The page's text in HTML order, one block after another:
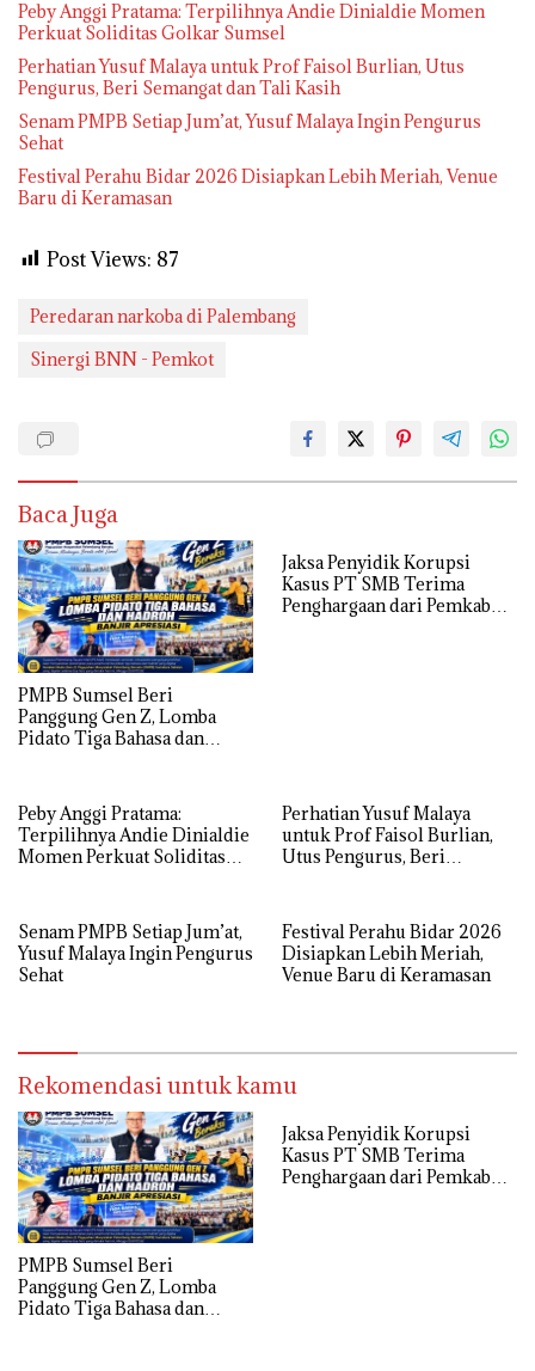
Peby Anggi Pratama: Terpilihnya Andie Dinialdie Momen
Perkuat Soliditas Golkar Sumsel
Perhatian Yusuf Malaya untuk Prof Faisol Burlian, Utus
Pengurus, Beri Semangat dan Tali Kasih
Senam PMPB Setiap Jum’at, Yusuf Malaya Ingin Pengurus
Sehat
Festival Perahu Bidar 2026 Disiapkan Lebih Meriah, Venue
Baru di Keramasan
Post Views: 87
Peredaran narkoba di Palembang
Sinergi BNN - Pemkot
Baca Juga
PMPB Sumsel Beri
Panggung Gen Z, Lomba
Pidato Tiga Bahasa dan
Jaksa Penyidik Korupsi
Kasus PT SMB Terima
Penghargaan dari Pemkab
Peby Anggi Pratama:
Terpilihnya Andie Dinialdie
Momen Perkuat Soliditas
Perhatian Yusuf Malaya
untuk Prof Faisol Burlian,
Utus Pengurus, Beri
Senam PMPB Setiap Jum’at,
Yusuf Malaya Ingin Pengurus
Sehat
Festival Perahu Bidar 2026
Disiapkan Lebih Meriah,
Venue Baru di Keramasan
Rekomendasi untuk kamu
PMPB Sumsel Beri
Panggung Gen Z, Lomba
Pidato Tiga Bahasa dan
Jaksa Penyidik Korupsi
Kasus PT SMB Terima
Penghargaan dari Pemkab